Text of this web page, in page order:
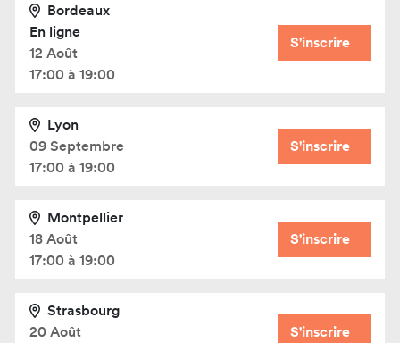
Bordeaux
En ligne
12 Août
17:00 à 19:00
S'inscrire
Lyon
09 Septembre
17:00 à 19:00
S'inscrire
Montpellier
18 Août
17:00 à 19:00
S'inscrire
Strasbourg
20 Août
S'inscrire